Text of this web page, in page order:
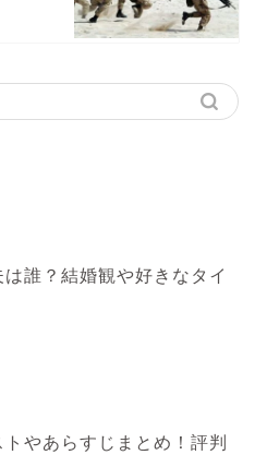
誰？結婚観や好きなタイ
やあらすじまとめ！評判